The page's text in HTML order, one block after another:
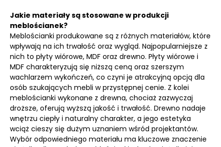
Jakie materiały są stosowane w produkcji
meblościanek?
Meblościanki produkowane są z różnych materiałów, które
wpływają na ich trwałość oraz wygląd. Najpopularniejsze z
nich to płyty wiórowe, MDF oraz drewno. Płyty wiórowe i
MDF charakteryzują się niższą ceną oraz szerszym
wachlarzem wykończeń, co czyni je atrakcyjną opcją dla
osób szukających mebli w przystępnej cenie. Z kolei
meblościanki wykonane z drewna, chociaż zazwyczaj
droższe, oferują wyższą jakość i trwałość. Drewno nadaje
wnętrzu ciepły i naturalny charakter, a jego estetyka
wciąż cieszy się dużym uznaniem wśród projektantów.
Wybór odpowiedniego materiału ma kluczowe znaczenie